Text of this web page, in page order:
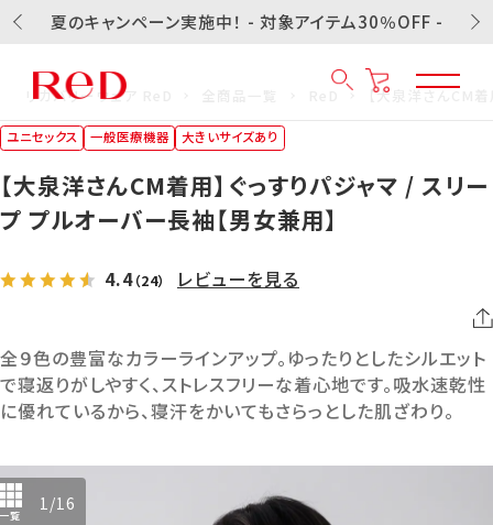
夏のキャンペーン実施中！ - 対象アイテム30％OFF -
リカバリーウェア ReD 【大泉洋さんCM
ユニセックス 一般医療機器 大きいサイズあり
【大泉洋さんCM着用】ぐっすりパジャマ / スリー
プ プルオーバー長袖【男女兼用】
4.4（24） レビューを見る
全９色の豊富なカラーラインアップ。ゆったりとしたシルエット
で寝返りがしやすく、ストレスフリーな着心地です。吸水速乾性
に優れているから、寝汗をかいてもさらっとした肌ざわり。
一覧
1/16